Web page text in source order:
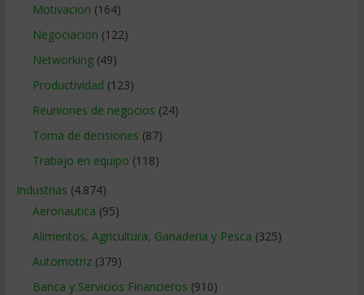
Motivacion (164)
Negociacion (122)
Networking(49)
Productividad (123)
Reuniones de negocios (24)
Toma de decisiones (87)
Trabajo en equipo (118)
Industrias (4.874)
Aeronautica (95)
Alimentos, Agricultura, Ganaderia y Pesca (325)
Automotriz(379)
Banca y Servicios Financieros (910)